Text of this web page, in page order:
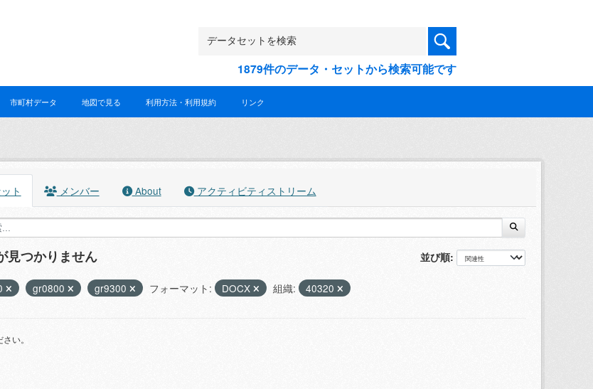
1879件のデータ・セットから検索可能です
市町村データ 地図で見る 利用方法・利用規約 リンク
ト メンバー About アクティビティストリーム
並び順
見つかりません
gr0800 gr9300 フォーマット: DOCX 組織: 40320
い。